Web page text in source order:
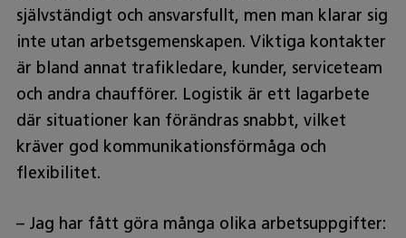
självständigt och ansvarsfullt, men man klarar sig
inte utan arbetsgemenskapen. Viktiga kontakter
är bland annat trafikledare, kunder, serviceteam
och andra chaufförer. Logistik är ett lagarbete
där situationer kan förändras snabbt, vilket
kräver god kommunikationsförmåga och
flexibilitet.
– Jag har fått göra många olika arbetsuppgifter: